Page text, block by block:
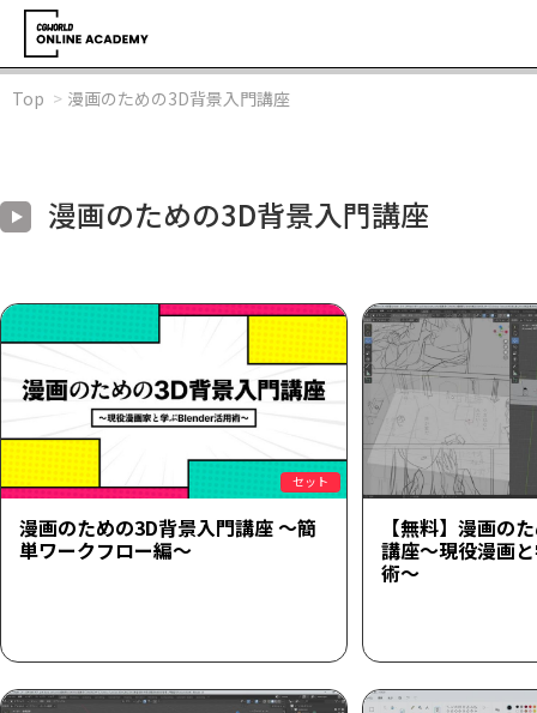
Top 漫画のための3D背景入門講座
漫画のための3D背景入門講座
セット
漫画のための3D背景入門講座 ～簡
単ワークフロー編～
【無料】漫画の
講座～現役漫画
術～